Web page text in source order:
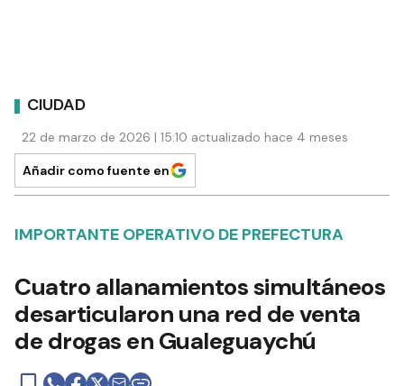
CIUDAD
22 de marzo de 2026 | 15:10 actualizado hace 4 meses
Añadir como fuente en
IMPORTANTE OPERATIVO DE PREFECTURA
Cuatro allanamientos simultáneos
desarticularon una red de venta
de drogas en Gualeguaychú